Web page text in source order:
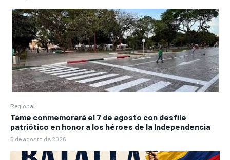
Regional
Tame conmemorará el 7 de agosto con desfile
patriótico en honor a los héroes de la Independencia
5 de agosto de 2026